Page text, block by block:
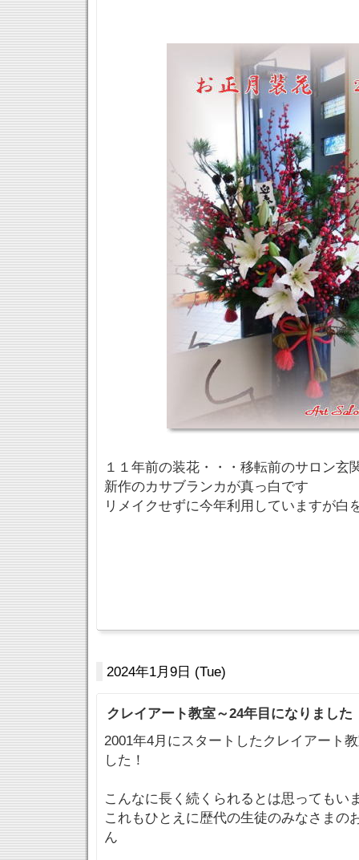
１１年前の装花・・・移転前のサロン玄
新作のカサブランカが真っ白です
リメイクせずに今年利用していますが白
2024年1月9日 (Tue)
クレイアート教室～24年目になりました
2001年4月にスタートしたクレイアート
した！
こんなに長く続くられるとは思ってもい
これもひとえに歴代の生徒のみなさまの
ん